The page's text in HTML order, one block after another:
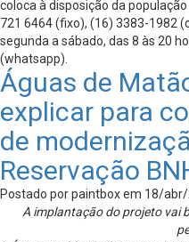
coloca à disposição da
721 6464 (fixo), (16) 3383-1982
segunda a sábado, das 8 às 20
(whatsapp).
Águas de
explicar para
de
Reservação
Postado por paintbox em 18/
A implantação do projeto vai